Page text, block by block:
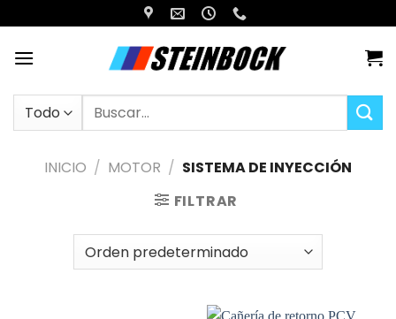
al
contenido
Buscar
INICIO / MOTOR / SISTEMA DE INYECCIÓN
FILTRAR